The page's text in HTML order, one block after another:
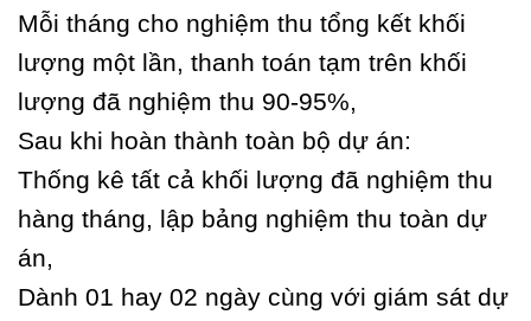
Mỗi tháng cho nghiệm thu tổng kết khối
lượng một lần, thanh toán tạm trên khối
lượng đã nghiệm thu 90-95%,
Sau khi hoàn thành toàn bộ dự án:
Thống kê tất cả khối lượng đã nghiệm thu
hàng tháng, lập bảng nghiệm thu toàn dự
án,
Dành 01 hay 02 ngày cùng với giám sát dự